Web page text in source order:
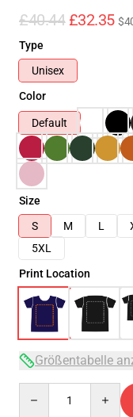
£40.44 £32.35
Type
Unisex
Color
Default
Size
S
M L
5XL
Print Location
Größentabelle